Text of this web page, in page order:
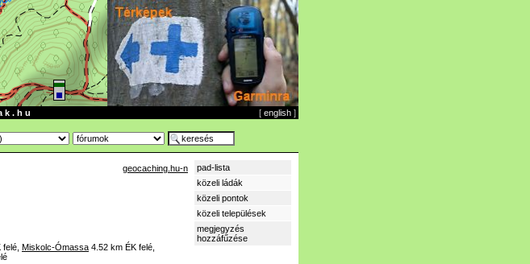
k . h u [ english ]
geocaching.hu-n
felé Miskolc-Ómassa 4.52 km ÉK felé
pad-lista
közeli ládák
közeli pontok
közeli települések
megjegyzés
hozzáfűzése